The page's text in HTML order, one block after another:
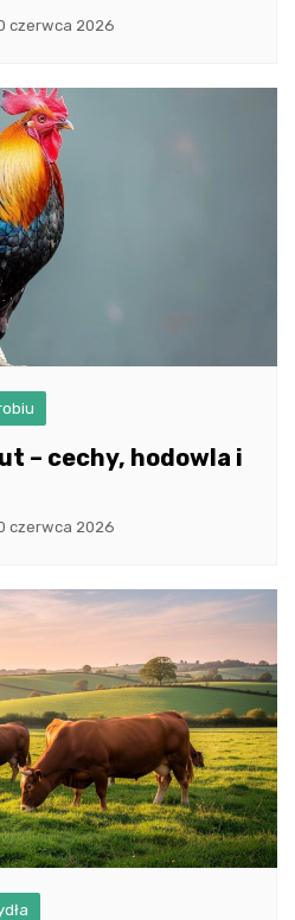
czerwca 2026
– cechy, hodowla i
czerwca 2026